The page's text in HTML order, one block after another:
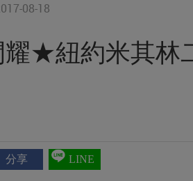
08-18
耀★紐約米其林
分享 LINE